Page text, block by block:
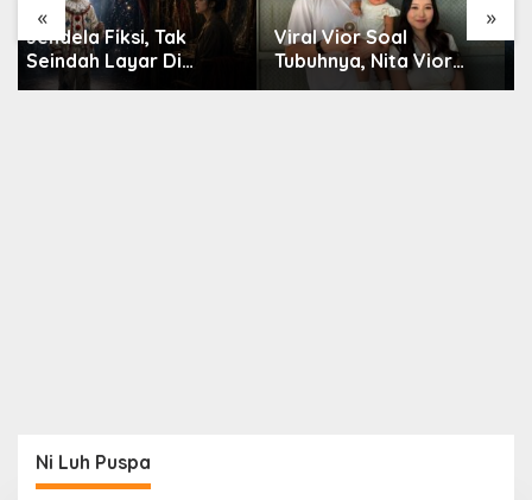
« »
Viral Vior Soal
Tubuhnya, Nita Vior
Akui Nikmati Peranya
Jendela Fiksi, Hujan
yang Menghapus Dosa
Nara
Ni Luh Puspa